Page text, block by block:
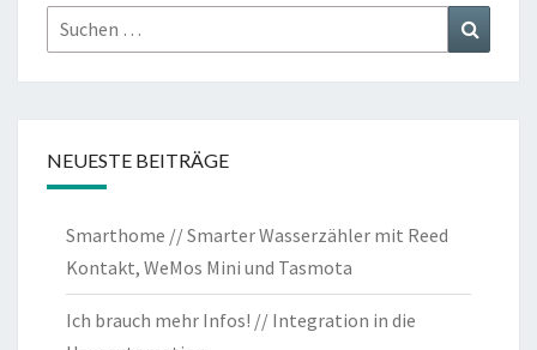
Suchen
nach:
NEUESTE BEITRÄGE
Smarthome // Smarter Wasserzähler mit Reed
Kontakt, WeMos Mini und Tasmota
Ich brauch mehr Infos! // Integration in die